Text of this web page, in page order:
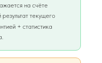
на счёте
текущего
+ статистика